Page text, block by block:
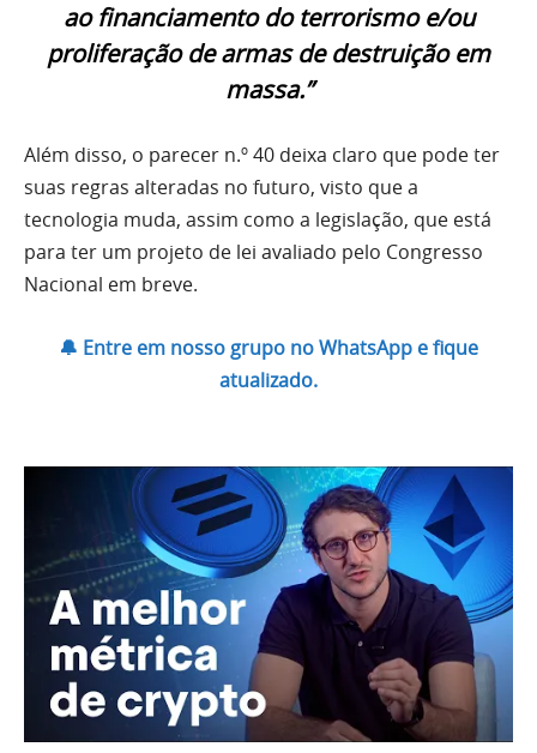
ao financiamento do terrorismo e/ou
proliferação de armas de destruição em
massa.”
Além disso, o parecer n.º 40 deixa claro que pode ter
suas regras alteradas no futuro, visto que a
tecnologia muda, assim como a legislação, que está
para ter um projeto de lei avaliado pelo Congresso
Nacional em breve.
🔔 Entre em nosso grupo no WhatsApp e fique
atualizado.